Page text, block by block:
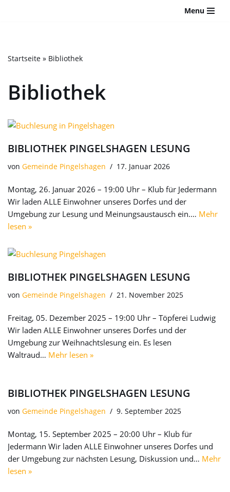
Website
Barrierefreiheitssystem.
Menu
Startseite » Bibliothek
Bibliothek
BIBLIOTHEK PINGELSHAGEN LESUNG
von Gemeinde Pingelshagen 17. Januar 2026
Montag, 26. Januar 2026 – 19:00 Uhr – Klub für Jedermann
Wir laden ALLE Einwohner unseres Dorfes und der
Umgebung zur Lesung und Meinungsaustausch ein.… Mehr
lesen »
BIBLIOTHEK PINGELSHAGEN LESUNG
von Gemeinde Pingelshagen 21. November 2025
Freitag, 05. Dezember 2025 – 19:00 Uhr – Töpferei Ludwig
Wir laden ALLE Einwohner unseres Dorfes und der
Umgebung zur Weihnachtslesung ein. Es lesen
Waltraud… Mehr lesen »
BIBLIOTHEK PINGELSHAGEN LESUNG
von Gemeinde Pingelshagen 9. September 2025
Montag, 15. September 2025 – 20:00 Uhr – Klub für
Jedermann Wir laden ALLE Einwohner unseres Dorfes und
der Umgebung zur nächsten Lesung, Diskussion und… Mehr
lesen »